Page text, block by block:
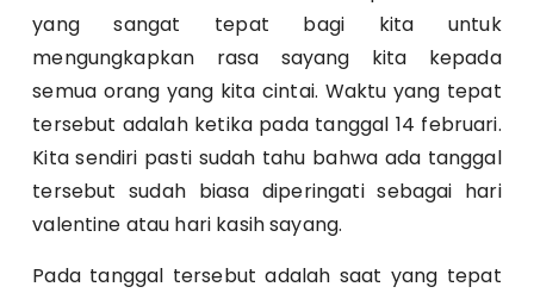
yang sangat tepat bagi kita untuk
mengungkapkan rasa sayang kita kepada
semua orang yang kita cintai. Waktu yang tepat
tersebut adalah ketika pada tanggal 14 februari.
Kita sendiri pasti sudah tahu bahwa ada tanggal
tersebut sudah biasa diperingati sebagai hari
valentine atau hari kasih sayang.
Pada tanggal tersebut adalah saat yang tepat